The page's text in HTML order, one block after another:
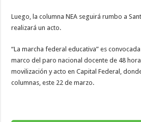
Luego, la columna NEA seguirá rumbo a
realizará un acto.
“La marcha federal educativa” es
marco del paro nacional docente de 48
movilización y acto en Capital Federal,
columnas, este 22 de marzo.